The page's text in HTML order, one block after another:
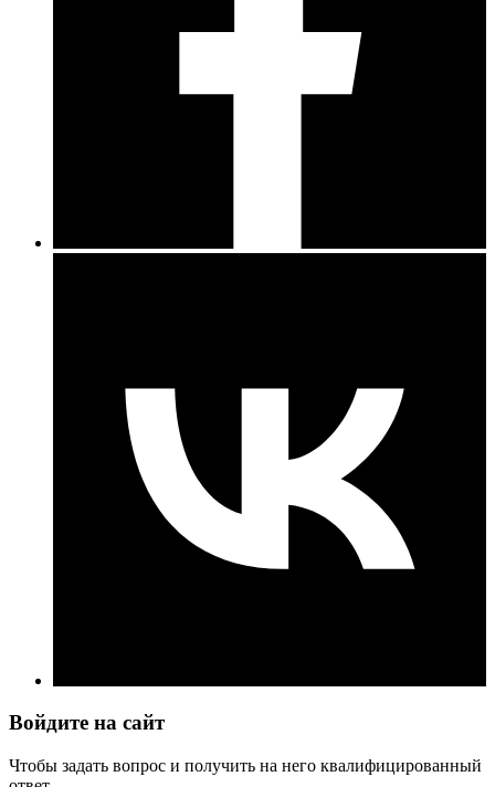
Войдите на сайт
Чтобы задать вопрос и получить на него квалифицированный